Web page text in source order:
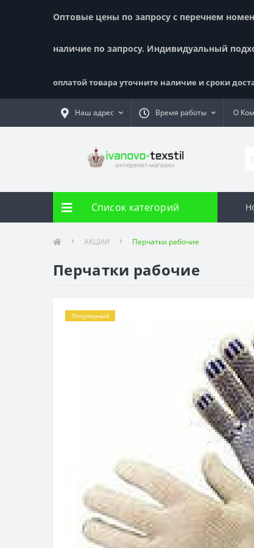
Оптовые цены по запросу с перечнем
наличие по запросу. Индивидуальный
оплатой товара уточните наличие и сроки
Наш адрес Время работы О
Список категорий
АКЦИИ Перчатки рабочие
Перчатки рабочие
Популярный